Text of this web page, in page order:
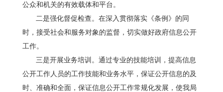
公众和机关的有效载体和平台。
二是强化督促检查。 在深入贯彻落实《条例》的同
时，接受社会和服务对象的监督，切实做好政府信息公开
工作。
三是开展业务培训。 通过专业的技能培训，提高信息
公开工作人员的工作技能和业务水平，保证公开信息的及
时、准确和全面，保证信息公开工作常规化发展，使我局